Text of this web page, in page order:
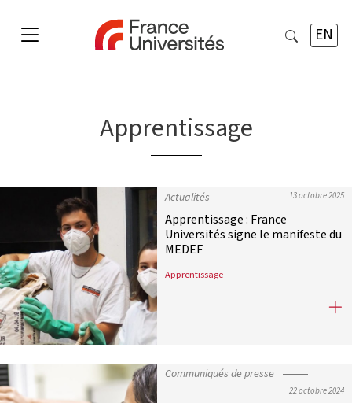
EN
Apprentissage
Actualités 13 octobre 2025
Apprentissage : France
Universités signe le manifeste du
MEDEF
Apprentissage
Apprentissage : France
Communiqués de presse
22 octobre 2024